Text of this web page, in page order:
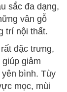
sắc đa dạng,
vân gỗ
trí nội thất.
đặc trưng,
giảm
bình. Tùy
mọc, mùi